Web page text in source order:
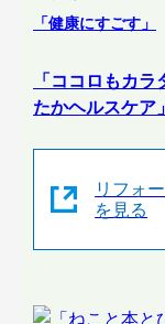
「健康にすごす」
「ココロもカラ
たかヘルスケア」
リフォ
を見る